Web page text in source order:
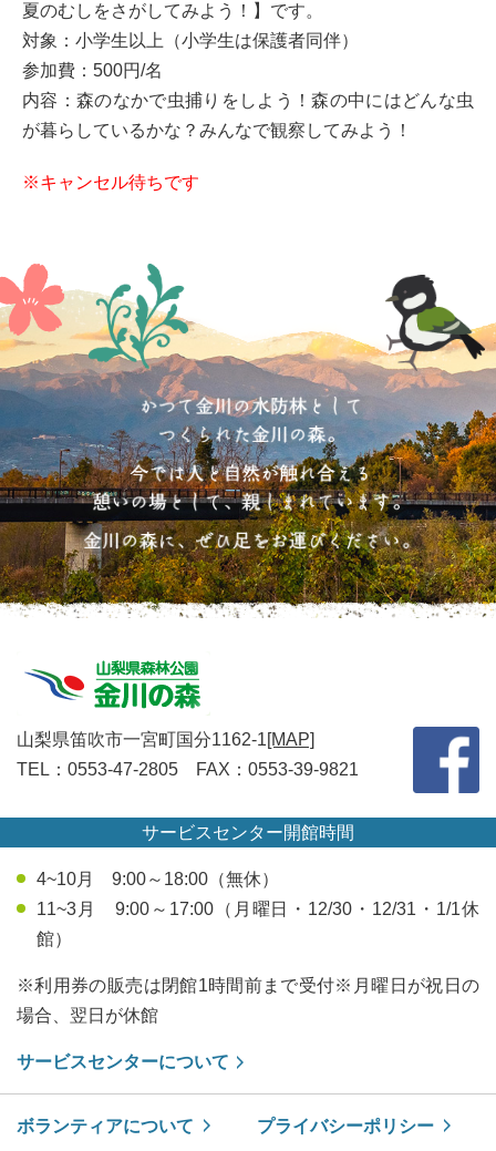
夏のむしをさがしてみよう！】です。
対象：小学生以上（小学生は保護者同伴）
参加費：500円/名
内容：森のなかで虫捕りをしよう！森の中にはどんな虫
が暮らしているかな？みんなで観察してみよう！
※キャンセル待ちです
山梨県笛吹市一宮町国分1162-1[MAP]
TEL：0553-47-2805 FAX：0553-39-9821
サービスセンター開館時間
4~10月 9:00～18:00（無休）
11~3月 9:00～17:00（月曜日・12/30・12/31・1/1休
館）
※利用券の販売は閉館1時間前まで受付※月曜日が祝日の
場合、翌日が休館
サービスセンターについて
ボランティアについて プライバシーポリシー